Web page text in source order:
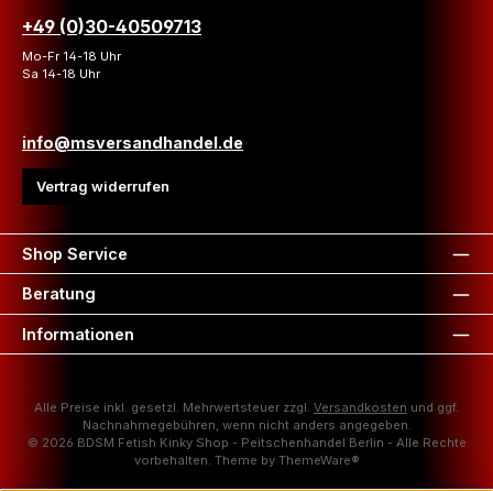
+49 (0)30-40509713
Mo-Fr 14-18 Uhr
Sa 14-18 Uhr
info@msversandhandel.de
Vertrag widerrufen
Shop Service
Beratung
Informationen
Alle Preise inkl. gesetzl. Mehrwertsteuer zzgl. Versandkosten und ggf.
Nachnahmegebühren, wenn nicht anders angegeben.
© 2026 BDSM Fetish Kinky Shop - Peitschenhandel Berlin - Alle Rechte
vorbehalten. Theme by ThemeWare®